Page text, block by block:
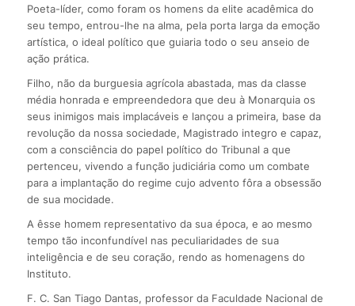
Poeta-líder, como foram os homens da elite acadêmica do
seu tempo, entrou-lhe na alma, pela porta larga da emoção
artística, o ideal político que guiaria todo o seu anseio de
ação prática.
Filho, não da burguesia agrícola abastada, mas da classe
média honrada e empreendedora que deu à Monarquia os
seus inimigos mais implacáveis e lançou a primeira, base da
revolução da nossa sociedade, Magistrado integro e capaz,
com a consciência do papel político do Tribunal a que
pertenceu, vivendo a função judiciária como um combate
para a implantação do regime cujo advento fôra a obsessão
de sua mocidade.
A êsse homem representativo da sua época, e ao mesmo
tempo tão inconfundível nas peculiaridades de sua
inteligência e de seu coração, rendo as homenagens do
Instituto.
F. C. San Tiago Dantas, professor da Faculdade Nacional de